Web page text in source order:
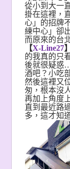
從小到大一
掛在這裡，
心」的招牌
練中心」卻
而原來的台
【X-Line27】
的我真的只
後就很疑惑
酒吧？小吃
然後這裡又
匆，根本沒
再加上角度
直到最近路
多，這才知